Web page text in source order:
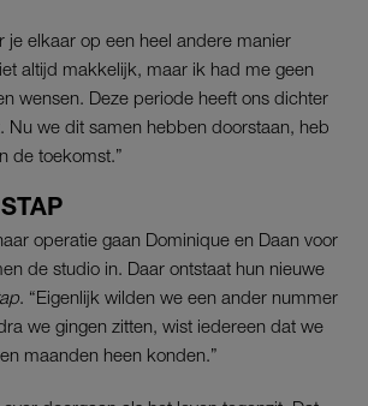
je elkaar op een heel andere manier
altijd makkelijk, maar ik had me geen
wensen. Deze periode heeft ons dichter
Nu we dit samen hebben doorstaan, heb
de toekomst.”
operatie gaan Dominique en Daan voor
de studio in. Daar ontstaat hun nieuwe
. “Eigenlijk wilden we een ander nummer
we gingen zitten, wist iedereen dat we
maanden heen konden.”